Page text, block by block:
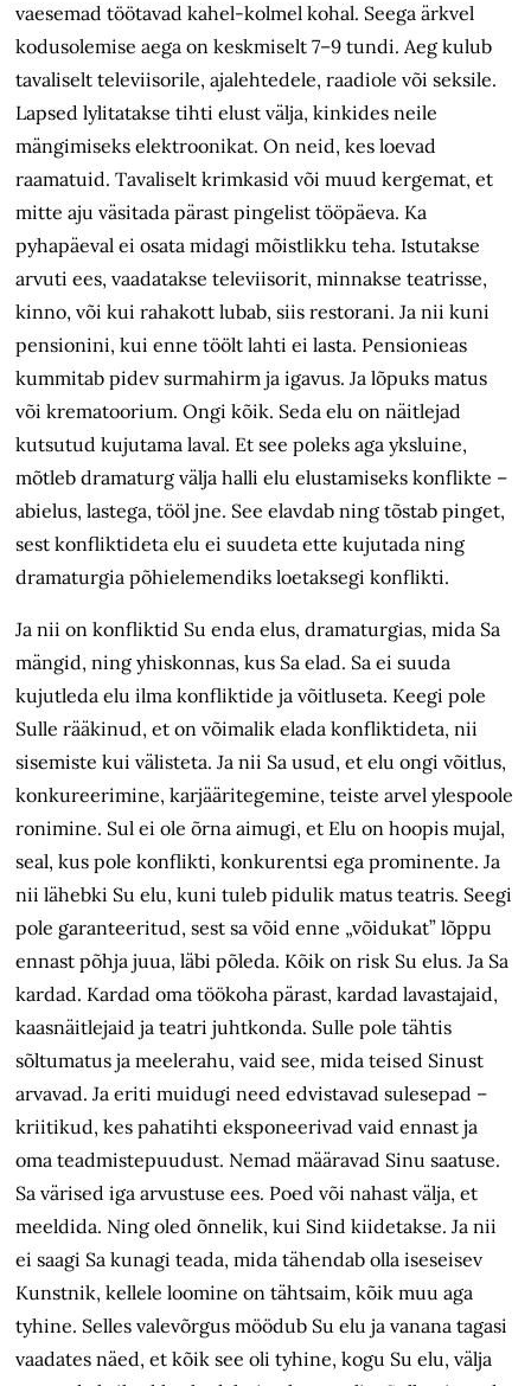
vaesemad töötavad kahel-kolmel kohal. Seega ärkvel
kodusolemise aega on keskmiselt 7–9 tundi. Aeg kulub
tavaliselt televiisorile, ajalehtedele, raadiole või seksile.
Lapsed lylitatakse tihti elust välja, kinkides neile
mängimiseks elektroonikat. On neid, kes loevad
raamatuid. Tavaliselt krimkasid või muud kergemat, et
mitte aju väsitada pärast pingelist tööpäeva. Ka
pyhapäeval ei osata midagi mõistlikku teha. Istutakse
arvuti ees, vaadatakse televiisorit, minnakse teatrisse,
kinno, või kui rahakott lubab, siis restorani. Ja nii kuni
pensionini, kui enne töölt lahti ei lasta. Pensionieas
kummitab pidev surmahirm ja igavus. Ja lõpuks matus
või krematoorium. Ongi kõik. Seda elu on näitlejad
kutsutud kujutama laval. Et see poleks aga yksluine,
mõtleb dramaturg välja halli elu elustamiseks konflikte –
abielus, lastega, tööl jne. See elavdab ning tõstab pinget,
sest konfliktideta elu ei suudeta ette kujutada ning
dramaturgia põhielemendiks loetaksegi konflikti.
Ja nii on konfliktid Su enda elus, dramaturgias, mida Sa
mängid, ning yhiskonnas, kus Sa elad. Sa ei suuda
kujutleda elu ilma konfliktide ja võitluseta. Keegi pole
Sulle rääkinud, et on võimalik elada konfliktideta, nii
sisemiste kui välisteta. Ja nii Sa usud, et elu ongi võitlus,
konkureerimine, karjääritegemine, teiste arvel ylespoole
ronimine. Sul ei ole õrna aimugi, et Elu on hoopis mujal,
seal, kus pole konflikti, konkurentsi ega prominente. Ja
nii lähebki Su elu, kuni tuleb pidulik matus teatris. Seegi
pole garanteeritud, sest sa võid enne „võidukat” lõppu
ennast põhja juua, läbi põleda. Kõik on risk Su elus. Ja Sa
kardad. Kardad oma töökoha pärast, kardad lavastajaid,
kaasnäitlejaid ja teatri juhtkonda. Sulle pole tähtis
sõltumatus ja meelerahu, vaid see, mida teised Sinust
arvavad. Ja eriti muidugi need edvistavad sulesepad –
kriitikud, kes pahatihti eksponeerivad vaid ennast ja
oma teadmistepuudust. Nemad määravad Sinu saatuse.
Sa värised iga arvustuse ees. Poed või nahast välja, et
meeldida. Ning oled õnnelik, kui Sind kiidetakse. Ja nii
ei saagi Sa kunagi teada, mida tähendab olla iseseisev
Kunstnik, kellele loomine on tähtsaim, kõik muu aga
tyhine. Selles valevõrgus möödub Su elu ja vanana tagasi
vaadates näed, et kõik see oli tyhine, kogu Su elu, välja